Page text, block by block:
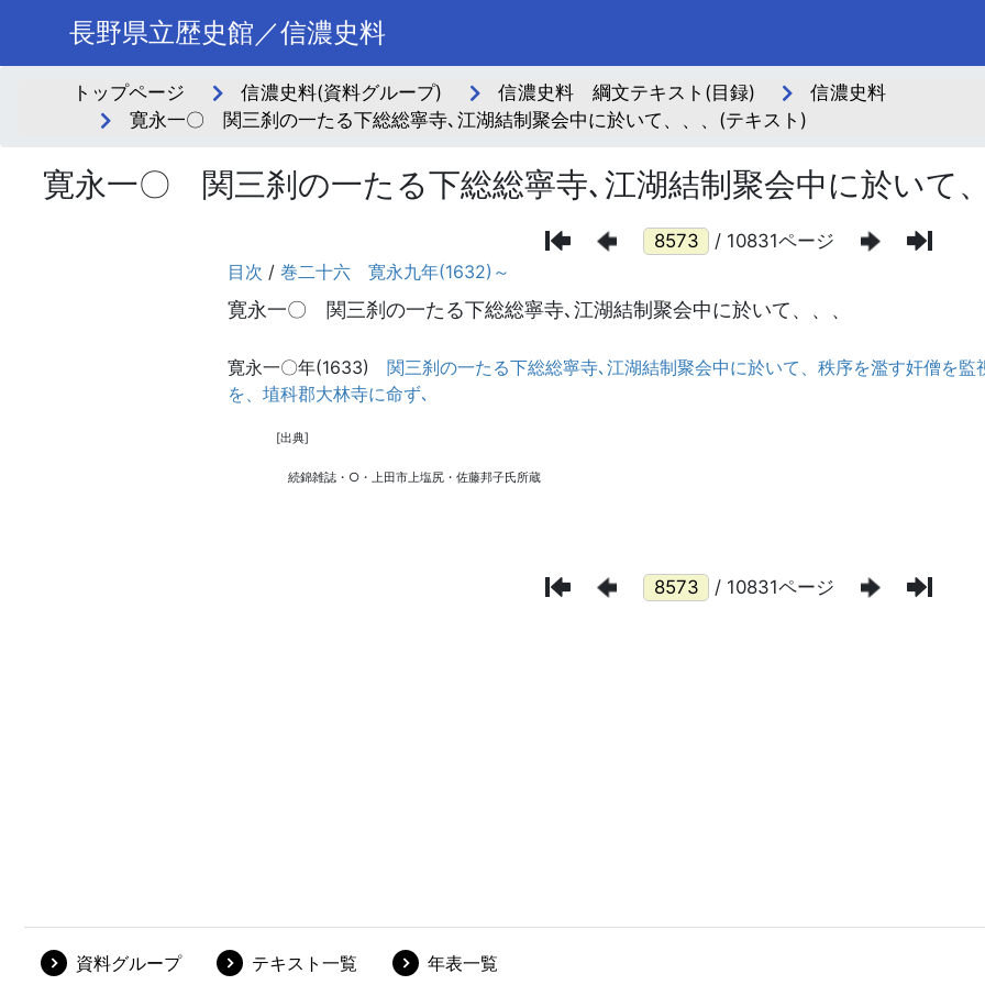
長野県立歴史館／信濃史料
トップページ 信濃史料(資料グループ) 信濃史料 綱文テキスト(目録)
信濃史料
寛永一〇 関三刹の一たる下総総寧寺､江湖結制聚会中に於いて、、、(テキスト)
寛永一〇 関三刹の一たる下総総寧寺､江湖結制聚会中に於いて
/ 10831ページ
/ 10831ページ
資料グループ テキスト一覧 年表一覧